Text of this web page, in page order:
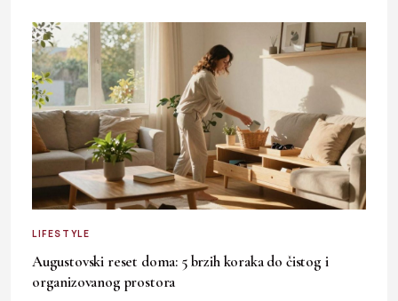
LIFESTYLE
Augustovski reset doma: 5 brzih koraka do čistog i
organizovanog prostora